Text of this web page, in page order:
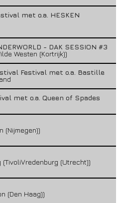
met o.a. HESKEN
- DAK SESSION #3
Westen (Kortrijk))
Festival met o.a. Bastille
met o.a. Queen of Spades
(Nijmegen))
(TivoliVredenburg (Utrecht))
(Den Haag))